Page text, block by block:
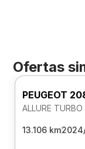
Ofertas
PEUGEOT
ALLURE
13.106 km